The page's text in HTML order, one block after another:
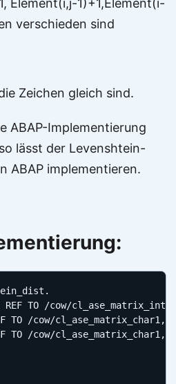
verschieden sind
Zeichen gleich sind.
ABAP-Implementierung
lässt der Levenshtein-
ABAP implementieren.
REF TO /cow/cl_ase_matrix_int,
TO /cow/cl_ase_matrix_char1,
TO /cow/cl_ase_matrix_char1,